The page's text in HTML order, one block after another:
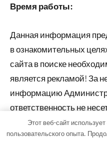
Время работы:
Данная информация
в ознакомительных
сайта в поиске
является рекламой! За
информацию
ответственность не
Этот веб-сайт
пользовательского опыта.